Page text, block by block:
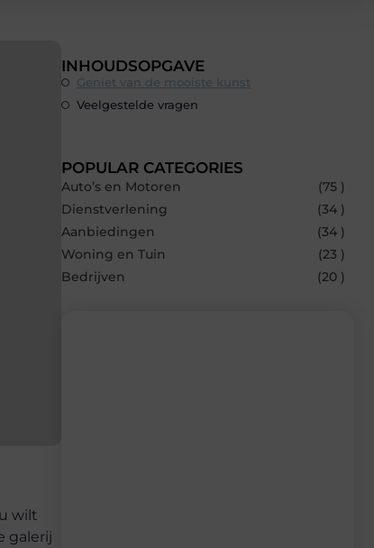
wilt
galerij
INHOUDSOPGAVE
Geniet van de mooiste kunst
Veelgestelde vragen
POPULAR CATEGORIES
Auto’s en Motoren
(75 )
Dienstverlening
(34 )
Aanbiedingen
(34 )
Woning en Tuin
(23 )
Bedrijven
(20 )